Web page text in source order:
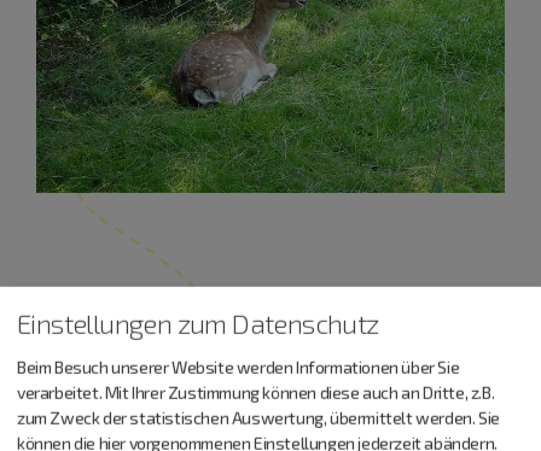
Urlaub machen, essen,
trinken…
Einstellungen zum Datenschutz
Beim Besuch unserer Website werden Informationen über Sie
verarbeitet. Mit Ihrer Zustimmung können diese auch an Dritte, z.B.
zum Zweck der statistischen Auswertung, übermittelt werden. Sie
können die hier vorgenommenen Einstellungen jederzeit abändern.